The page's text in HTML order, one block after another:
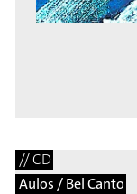
// CD
Aulos / Bel Canto